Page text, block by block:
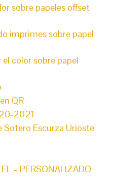
sobre papeles offset
imprimes sobre papel
color sobre papel
QR
2021
Sotero Escurza Urioste
– PERSONALIZADO